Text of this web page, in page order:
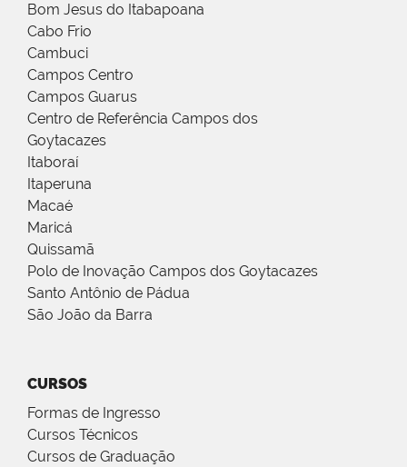
Bom Jesus do Itabapoana
Cabo Frio
Cambuci
Campos Centro
Campos Guarus
Centro de Referência Campos dos
Goytacazes
Itaboraí
Itaperuna
Macaé
Maricá
Quissamã
Polo de Inovação Campos dos Goytacazes
Santo Antônio de Pádua
São João da Barra
CURSOS
Formas de Ingresso
Cursos Técnicos
Cursos de Graduação